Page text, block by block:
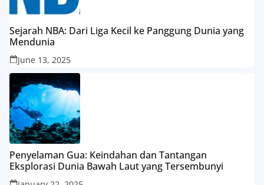
Sejarah NBA: Dari Liga Kecil ke Panggung Dunia yang
Mendunia
June 13, 2025
Penyelaman Gua: Keindahan dan Tantangan
Eksplorasi Dunia Bawah Laut yang Tersembunyi